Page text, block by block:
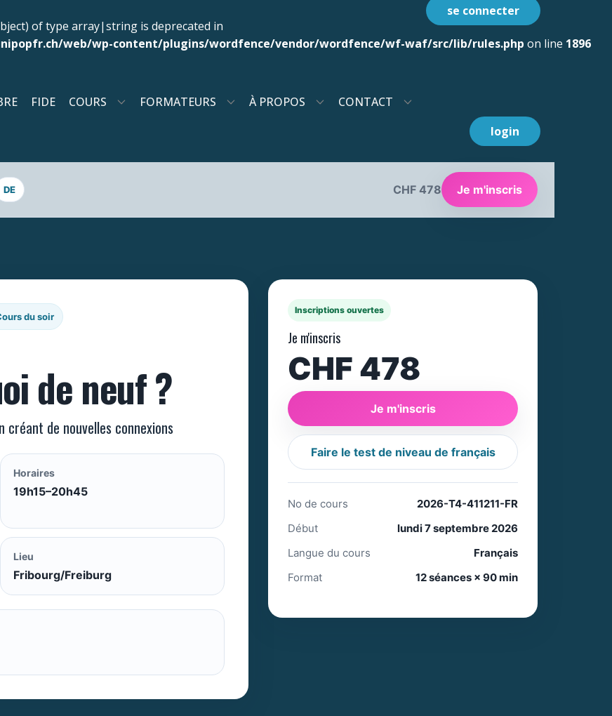
of type array|string is deprecated in
web/wp-content/plugins/wordfence/vendor/wordfence/wf-waf/src/lib/rules.php on line 1896
se connecter
FIDE COURS FORMATEURS À PROPOS
CONTACT
login
DE CHF 478 Je m'inscris
du soir
de neuf ?
de nouvelles connexions
Horaires
19h15–20h45
Lieu
Fribourg/Freiburg
Inscriptions ouvertes
Je m'inscris
CHF 478
Je m'inscris
Faire le test de niveau de français
No de cours
2026-T4-411211-FR
Début
lundi 7 septembre 2026
Langue du cours
Français
Format
12 séances × 90 min